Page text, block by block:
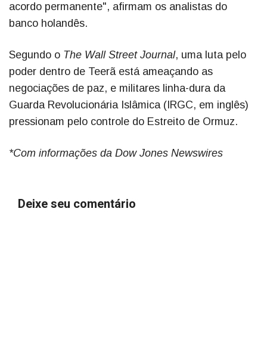
acordo permanente", afirmam os analistas do
banco holandês.
Segundo o The Wall Street Journal, uma luta pelo
poder dentro de Teerã está ameaçando as
negociações de paz, e militares linha-dura da
Guarda Revolucionária Islâmica (IRGC, em inglês)
pressionam pelo controle do Estreito de Ormuz.
*Com informações da Dow Jones Newswires
Deixe seu comentário